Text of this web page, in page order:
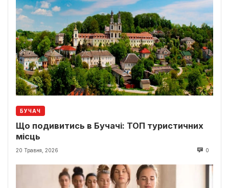
БУЧАЧ
Що подивитись в Бучачі: ТОП туристичних
місць
20 Травня, 2026 0